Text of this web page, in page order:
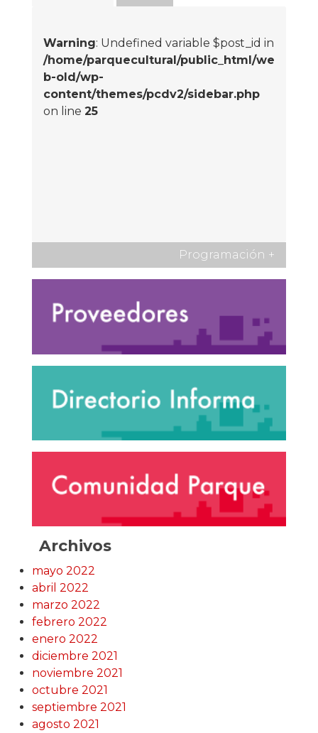
Warning: Undefined variable $post_id in
/home/parquecultural/public_html/we
b-old/wp-
content/themes/pcdv2/sidebar.php
on line 25
Programación +
Archivos
mayo 2022
abril 2022
marzo 2022
febrero 2022
enero 2022
diciembre 2021
noviembre 2021
octubre 2021
septiembre 2021
agosto 2021